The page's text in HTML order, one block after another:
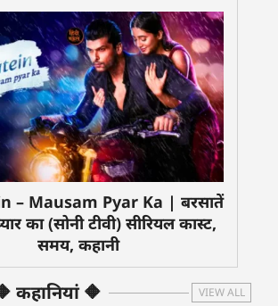
– Mausam Pyar Ka | बरसातें
का (सोनी टीवी) सीरियल कास्ट,
समय, कहानी
कहानियां 🔶 VIEW ALL